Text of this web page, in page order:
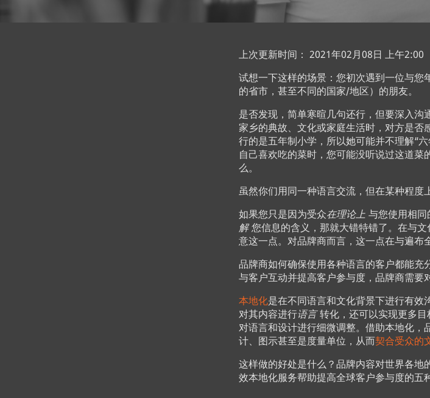
上次更新时间： 2021年02月08日 上午2:00
试想一下这样的场景：您初次遇到一位与您
的省市，甚至不同的国家/地区）的朋友。
是否发现，简单寒暄几句还行，但要深入沟
家乡的典故、文化或家庭生活时，对方是否
行的是五年制小学，所以她可能并不理解“
自己喜欢吃的菜时，您可能没听说过这道
么。
虽然你们用同一种语言交流，但在某种程度
如果您只是因为受众在理论上 与您使用相
解您信息的含义，那就大错特错了。在与
意这一点。对品牌商而言，这一点在与遍布
品牌商如何确保使用各种语言的客户都能充
与客户互动并提高客户参与度，品牌商需要
本地化是在不同语言和文化背景下进行有效
对其内容进行语言转化，还可以实现更多目
对语言和设计进行细微调整。借助本地化，
计、图示甚至是度量单位，从而契合受众的
这样做的好处是什么？品牌内容对世界各地
效本地化服务帮助提高全球客户参与度的五